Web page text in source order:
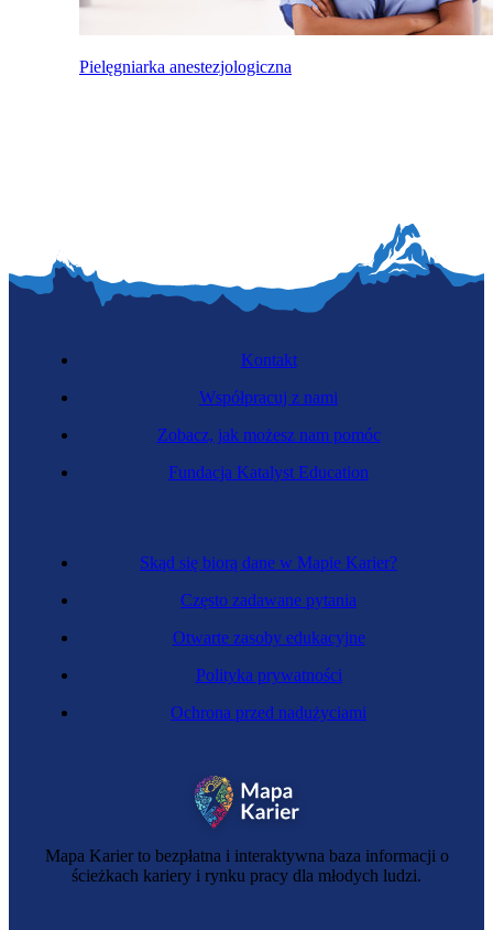
Pielęgniarka anestezjologiczna
Mapa Karier to bezpłatna i interaktywna baza informacji o
ścieżkach kariery i rynku pracy dla młodych ludzi.
Skąd się biorą dane w Mapie Karier?
Często zadawane pytania
Otwarte zasoby edukacyjne
Polityka prywatności
Ochrona przed nadużyciami
Kontakt
Współpracuj z nami
Zobacz, jak możesz nam pomóc
Fundacja Katalyst Education